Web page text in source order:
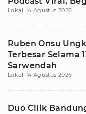
Lokal 4 Agustus 2026
Ruben Onsu
Terbesar Selama
Sarwendah
Lokal 4 Agustus 2026
Duo Cilik